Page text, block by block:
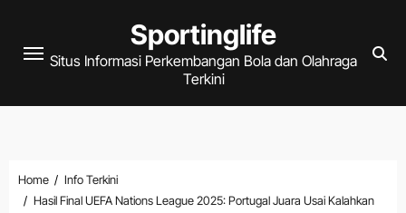
content
Sportinglife
Situs Informasi Perkembangan Bola dan Olahraga
Terkini
Home
Info Terkini
Hasil Final UEFA Nations League 2025: Portugal Juara Usai Kalahkan